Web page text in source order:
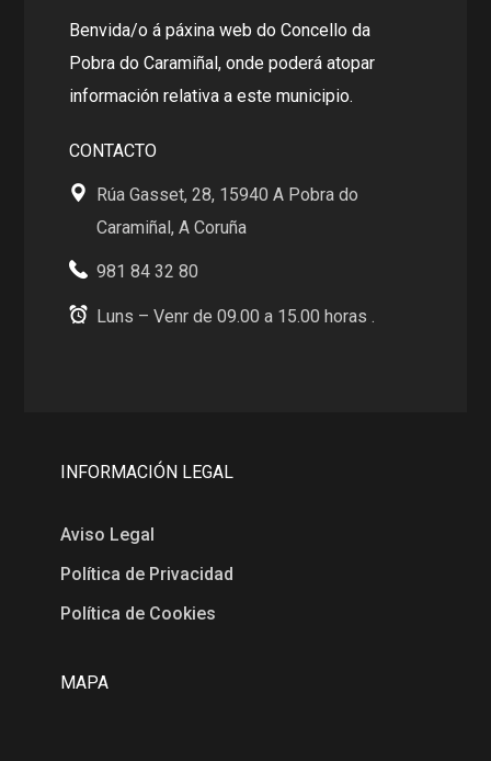
Benvida/o á páxina web do Concello da
Pobra do Caramiñal, onde poderá atopar
información relativa a este municipio.
CONTACTO
Rúa Gasset, 28, 15940 A Pobra do
Caramiñal, A Coruña
981 84 32 80
Luns – Venr de 09.00 a 15.00 horas .
INFORMACIÓN LEGAL
Aviso Legal
Política de Privacidad
Política de Cookies
MAPA